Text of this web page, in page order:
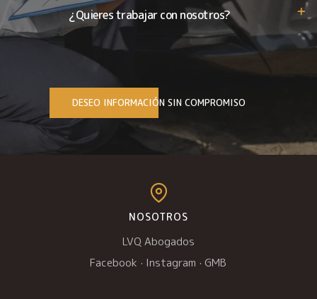
¿Quieres trabajar con nosotros?
DESEO INFORMACIÓN SIN COMPROMISO
NOSOTROS
LVQ Abogados
Facebook · Instagram · GMB